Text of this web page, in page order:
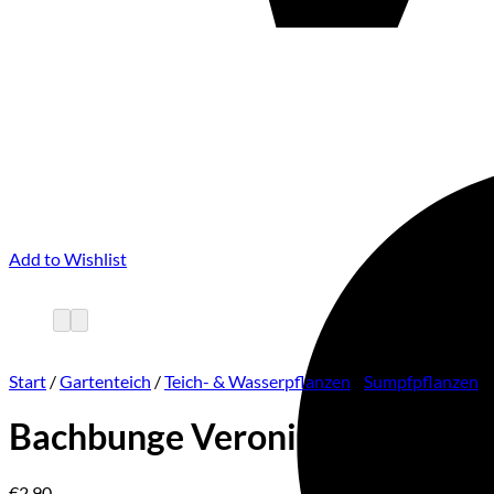
Add to Wishlist
Start /Gartenteich /Teich- & Wasserpflanzen Sumpfpflanzen
Bachbunge Veronica